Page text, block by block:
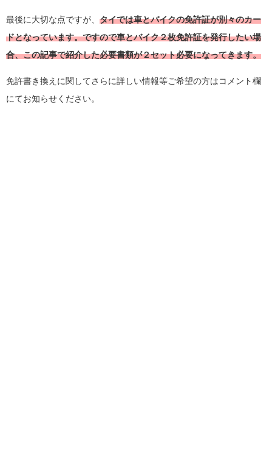
最後に大切な点ですが、 タイでは車とバイクの免許証が別々のカー
ドとなっています。ですので車とバイク２枚免許証を発行したい場
合、この記事で紹介した必要書類が２セット必要になってきます。
免許書き換えに関してさらに詳しい情報等ご希望の方はコメント欄
にてお知らせください。